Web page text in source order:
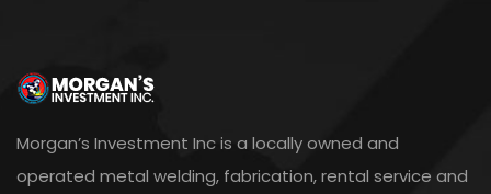
Morgan’s Investment Inc is a locally owned and
operated metal welding, fabrication, rental service and